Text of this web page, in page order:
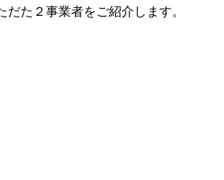
た２事業者をご紹介します。